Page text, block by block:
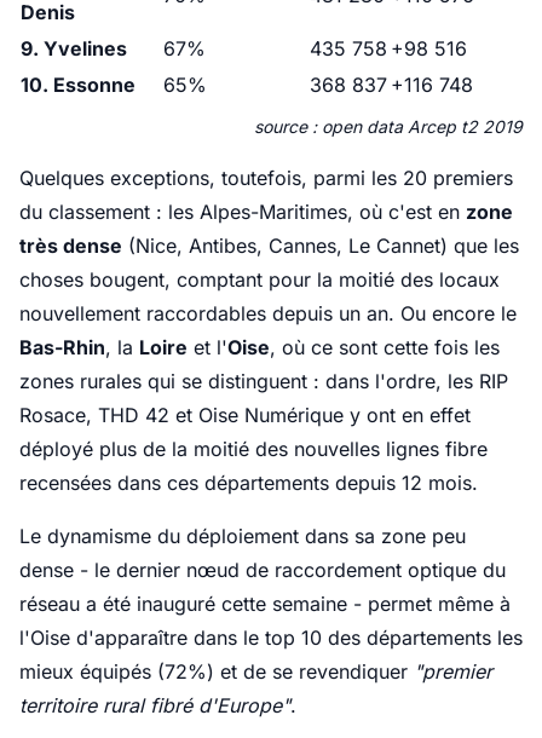
Denis
9. Yvelines 67% 435 758 +98 516
10. Essonne
65% 368 837 +116 748
source : open data Arcep t2 2019
Quelques exceptions, toutefois, parmi les 20 premiers
du classement : les Alpes-Maritimes, où c'est en zone
très dense (Nice, Antibes, Cannes, Le Cannet) que les
choses bougent, comptant pour la moitié des locaux
nouvellement raccordables depuis un an. Ou encore le
Bas-Rhin, la Loire et l'Oise, où ce sont cette fois les
zones rurales qui se distinguent : dans l'ordre, les RIP
Rosace, THD 42 et Oise Numérique y ont en effet
déployé plus de la moitié des nouvelles lignes fibre
recensées dans ces départements depuis 12 mois.
Le dynamisme du déploiement dans sa zone peu
dense - le dernier nœud de raccordement optique du
réseau a été inauguré cette semaine - permet même à
l'Oise d'apparaître dans le top 10 des départements les
mieux équipés (72%) et de se revendiquer "premier
territoire rural fibré d'Europe".